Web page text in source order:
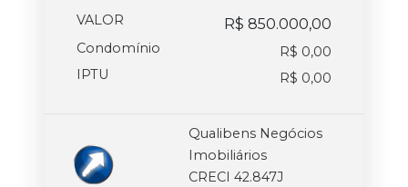
VALOR R$ 850.000,00
Condomínio
R$ 0,00
IPTU
R$ 0,00
Qualibens Negócios
Imobiliários
CRECI 42.847J